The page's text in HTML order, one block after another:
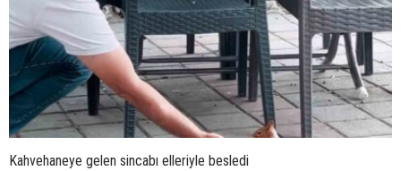
Kahvehaneye gelen sincabı elleriyle besledi